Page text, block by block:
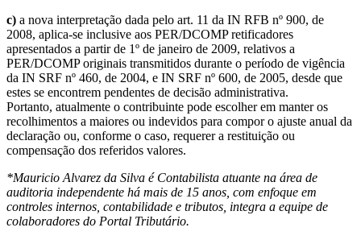
c) a nova interpretação dada pelo art. 11 da IN RFB nº 900, de
2008, aplica-se inclusive aos PER/DCOMP retificadores
apresentados a partir de 1º de janeiro de 2009, relativos a
PER/DCOMP originais transmitidos durante o período de vigência
da IN SRF nº 460, de 2004, e IN SRF nº 600, de 2005, desde que
estes se encontrem pendentes de decisão administrativa.
Portanto, atualmente o contribuinte pode escolher em manter os
recolhimentos a maiores ou indevidos para compor o ajuste anual da
declaração ou, conforme o caso, requerer a restituição ou
compensação dos referidos valores.
*Mauricio Alvarez da Silva é Contabilista atuante na área de
auditoria independente há mais de 15 anos, com enfoque em
controles internos, contabilidade e tributos, integra a equipe de
colaboradores do Portal Tributário.